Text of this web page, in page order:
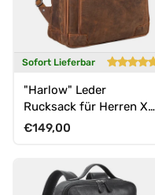
Sofort Lieferbar
"Harlow" Leder
Rucksack für Herren XL
mit Laptop Fach 15 bis
Normaler Preis
€149,00